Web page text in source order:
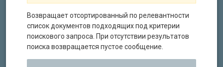
Возвращает отсортированный по релевантности
список документов подходящих под критерии
поискового запроса. При отсутствии результатов
поиска возвращается пустое сообщение.